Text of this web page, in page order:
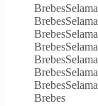
Brebes
Brebes
Brebes
Brebes
Brebes
Brebes
Brebes
Brebes